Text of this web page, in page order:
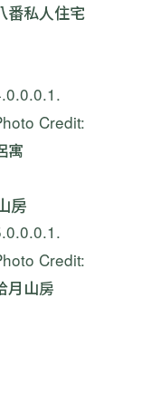
番私人住宅
Credit:
寓
房
Credit:
月山房